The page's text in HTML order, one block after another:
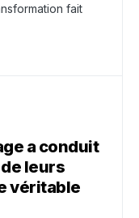
fait
a conduit
leurs
véritable